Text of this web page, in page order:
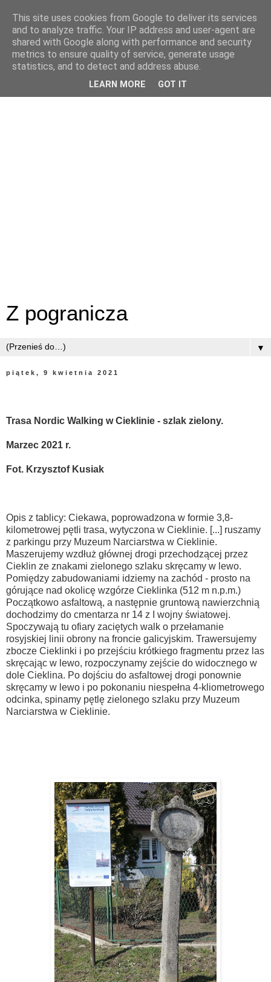
Z pogranicza
▼
piątek, 9 kwietnia 2021
Trasa Nordic Walking w Cieklinie - szlak zielony.
Marzec 2021 r.
Fot. Krzysztof Kusiak
Opis z tablicy: Ciekawa, poprowadzona w formie 3,8-
kilometrowej pętli trasa, wytyczona w Cieklinie. [...] ruszamy
z parkingu przy Muzeum Narciarstwa w Cieklinie.
Maszerujemy wzdłuż głównej drogi przechodzącej przez
Cieklin ze znakami zielonego szlaku skręcamy w lewo.
Pomiędzy zabudowaniami idziemy na zachód - prosto na
górujące nad okolicę wzgórze Cieklinka (512 m n.p.m.)
Początkowo asfaltową, a następnie gruntową nawierzchnią
dochodzimy do cmentarza nr 14 z I wojny światowej.
Spoczywają tu ofiary zaciętych walk o przełamanie
rosyjskiej linii obrony na froncie galicyjskim. Trawersujemy
zbocze Cieklinki i po przejściu krótkiego fragmentu przez las
skręcając w lewo, rozpoczynamy zejście do widocznego w
dole Cieklina. Po dojściu do asfaltowej drogi ponownie
skręcamy w lewo i po pokonaniu niespełna 4-kliometrowego
odcinka, spinamy pętlę zielonego szlaku przy Muzeum
Narciarstwa w Cieklinie.
This site uses cookies from Google to deliver its services
and to analyze traffic. Your IP address and user-agent are
shared with Google along with performance and security
metrics to ensure quality of service, generate usage
statistics, and to detect and address abuse.
LEARN MORE GOT IT